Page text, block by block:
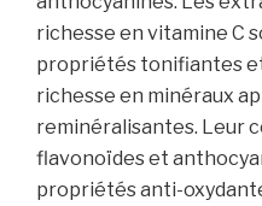
richesse en vitamine C
propriétés tonifiantes
richesse en minéraux
reminéralisantes. Leur
flavonoïdes et
propriétés anti-